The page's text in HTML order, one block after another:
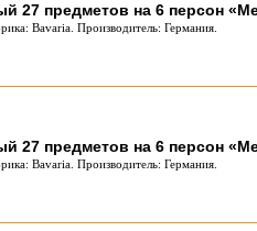
27 предметов на 6 персон
Bavaria. Производитель: Германия.
27 предметов на 6 персон
Bavaria. Производитель: Германия.